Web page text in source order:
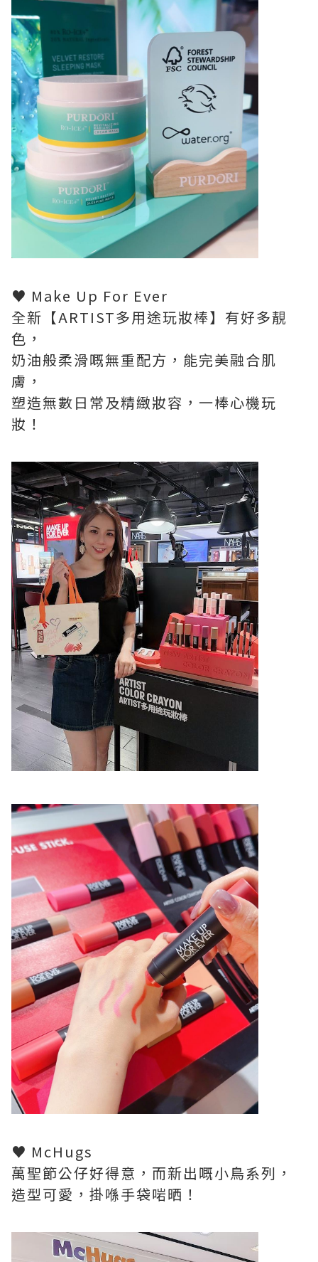
♥ Make Up For Ever
全新【ARTIST多用途玩妝棒】有好多靚
色，
奶油般柔滑嘅無重配方，能完美融合肌
膚，
塑造無數日常及精緻妝容，一棒心機玩
妝！
♥ McHugs
萬聖節公仔好得意，而新出嘅小鳥系列，
造型可愛，掛喺手袋啱晒！